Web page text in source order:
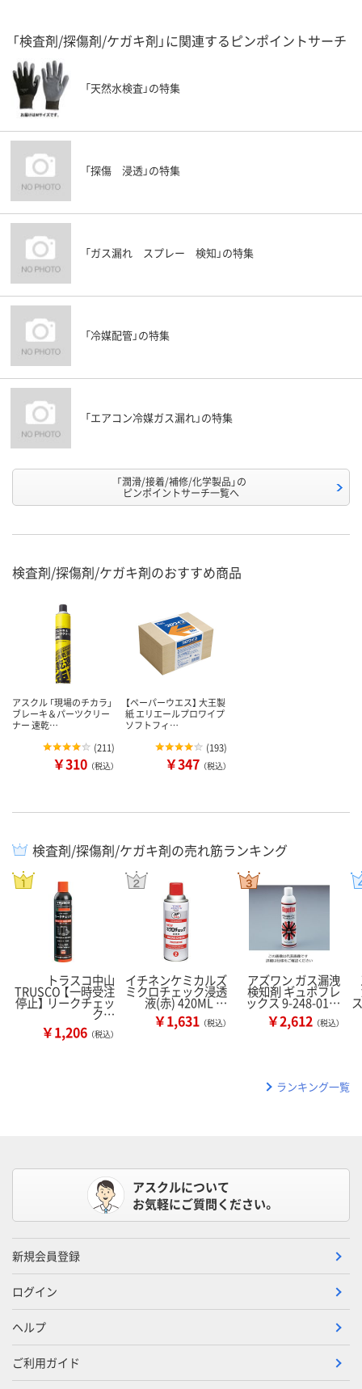
「検査剤/探傷剤/ケガキ剤」に関連するピンポイントサーチ
「天然水検査」の特集
「探傷 浸透」の特集
「ガス漏れ スプレー 検知」の特集
「冷媒配管」の特集
「エアコン冷媒ガス漏れ」の特集
「潤滑/接着/補修/化学製品」の
ピンポイントサーチ一覧へ
検査剤/探傷剤/ケガキ剤のおすすめ商品
アスクル 「現場のチカラ」
ブレーキ＆パーツクリー
ナー 速乾…
(211)
￥310 （税込）
【ペーパーウエス】 大王製
紙 エリエールプロワイプ
ソフトフィ…
(193)
￥347 （税込）
検査剤/探傷剤/ケガキ剤の売れ筋ランキング
トラスコ中山
TRUSCO 【一時受注
停止】 リークチェッ
ク…
￥1,206 （税込）
イチネンケミカルズ
ミクロチェック浸透
液(赤) 420ML …
￥1,631 （税込）
アズワン ガス漏洩
検知剤 ギュポフレ
ックス 9-248-01…
￥2,612 （税込）
ランキング一覧
アスクルについて
お気軽にご質問ください。
新規会員登録
ログイン
ヘルプ
ご利用ガイド